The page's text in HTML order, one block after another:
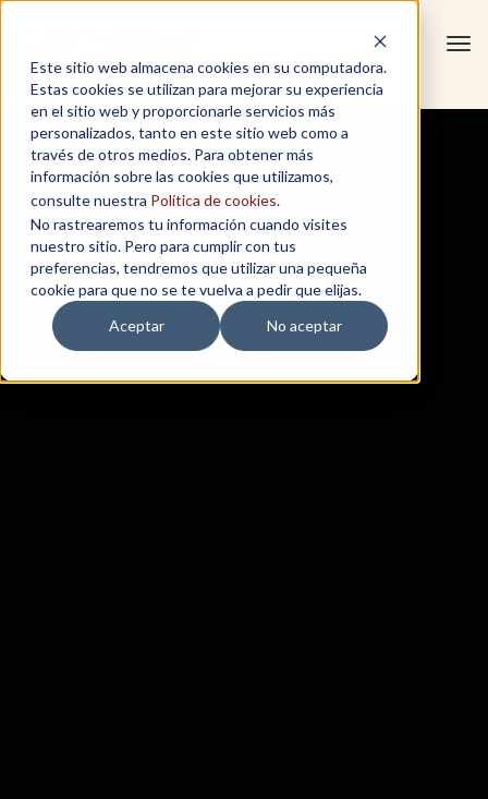
Este sitio web almacena cookies en su computadora.
Estas cookies se utilizan para mejorar su experiencia
en el sitio web y proporcionarle servicios más
personalizados, tanto en este sitio web como a
través de otros medios. Para obtener más
información sobre las cookies que utilizamos,
consulte nuestra Política de cookies.
No rastrearemos tu información cuando visites
nuestro sitio. Pero para cumplir con tus
preferencias, tendremos que utilizar una pequeña
cookie para que no se te vuelva a pedir que elijas.
Aceptar
No aceptar